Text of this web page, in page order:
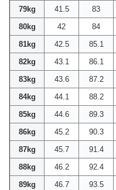
79kg
41.5 83
80kg
42 84
81kg
42.5 85.1
82kg
43.1 86.1
83kg
43.6 87.2
84kg
44.1 88.2
85kg
44.6 89.3
86kg
45.2 90.3
87kg
45.7 91.4
88kg
46.2 92.4
89kg
46.7 93.5